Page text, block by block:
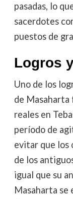
pasadas, lo
sacerdotes
puestos de
Logros
Uno de los
de Masaharta
reales en
período de
evitar que los
de los
igual que su
Masaharta se